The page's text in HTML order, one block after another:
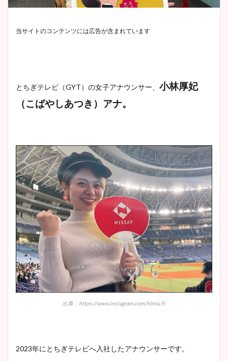
当サイトのコンテンツには広告が含まれています
とちぎテレビ（GYT）の女子アナウンサー、 小林厚妃
（こばやしあつき）アナ。
出典：https://www.instagram.com/hlmia.9/
2023年にとちぎテレビへ入社したアナウンサーです。